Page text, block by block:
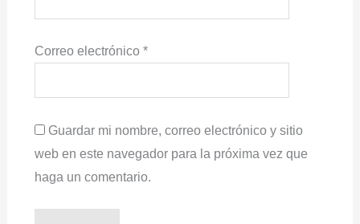
Correo electrónico *
Guardar mi nombre, correo electrónico y sitio
web en este navegador para la próxima vez que
haga un comentario.